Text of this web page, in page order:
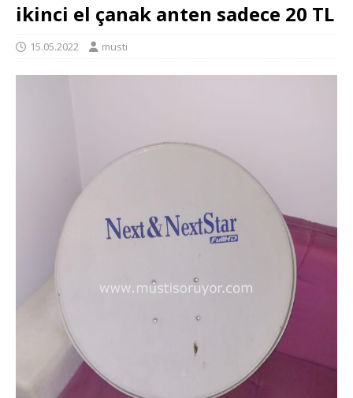
ikinci el çanak anten sadece 20 TL
15.05.2022 musti